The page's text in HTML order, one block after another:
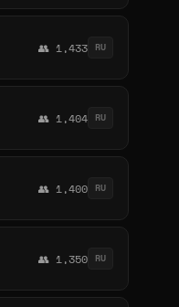
👥 1,433 RU
👥 1,404 RU
👥 1,400 RU
👥 1,350 RU